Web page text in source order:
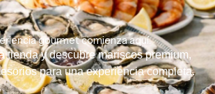
gourmet comienza aquí.
tienda y descubre mariscos premium,
para una experiencia completa.